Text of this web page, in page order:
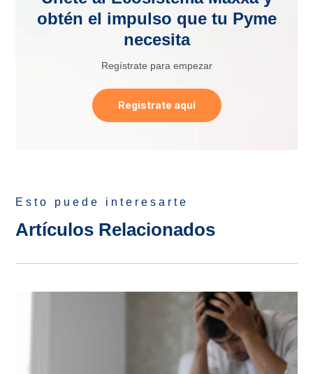
obtén el impulso que tu Pyme
necesita
Regístrate para empezar
Registrate aquí
Esto puede interesarte
Artículos Relacionados